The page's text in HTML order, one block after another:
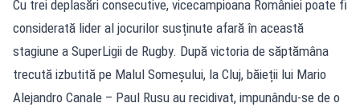
Cu trei deplasări consecutive, vicecampioana României poate fi
considerată lider al jocurilor susținute afară în această
stagiune a SuperLigii de Rugby. După victoria de săptămâna
trecută izbutită pe Malul Someșului, la Cluj, băieții lui Mario
Alejandro Canale – Paul Rusu au recidivat, impunându-se de o